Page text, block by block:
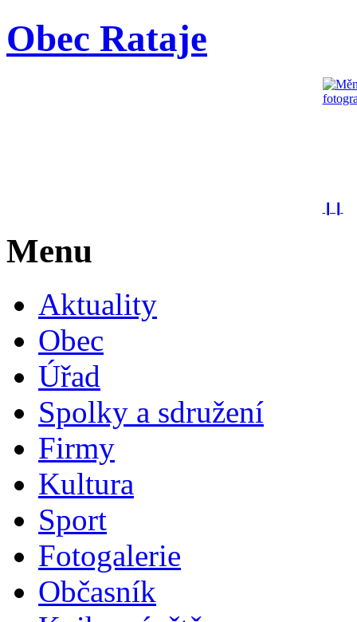
Obec Rataje
Menu
Aktuality
Obec
Úřad
Spolky a sdružení
Firmy
Kultura
Sport
Fotogalerie
Občasník